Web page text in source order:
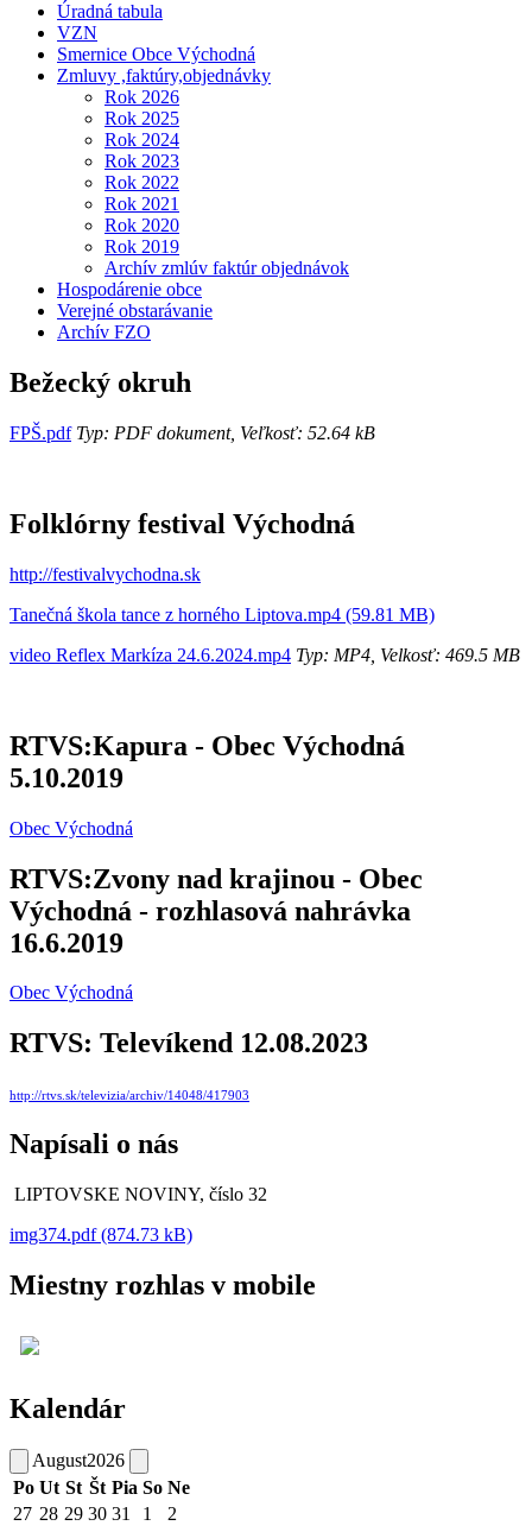
Úradná tabula
VZN
Smernice Obce Východná
Zmluvy ,faktúry,objednávky
Rok 2026
Rok 2025
Rok 2024
Rok 2023
Rok 2022
Rok 2021
Rok 2020
Rok 2019
Archív zmlúv faktúr objednávok
Hospodárenie obce
Verejné obstarávanie
Archív FZO
Bežecký okruh
FPŠ.pdfTyp: PDF dokument, Veľkosť: 52.64 kB
Folklórny festival Východná
http://festivalvychodna.sk
Tanečná škola tance z horného Liptova.mp4 (59.81 MB)
video Reflex Markíza 24.6.2024.mp4 Typ: MP4, Velkosť: 469.5 MB
RTVS:Kapura - Obec Východná
5.10.2019
Obec Východná
RTVS:Zvony nad krajinou - Obec
Východná - rozhlasová nahrávka
16.6.2019
Obec Východná
RTVS: Televíkend 12.08.2023
http://rtvs.sk/televizia/archiv/14048/417903
Napísali o nás
LIPTOVSKE NOVINY, číslo 32
img374.pdf (874.73 kB)
Miestny rozhlas v mobile
Kalendár
August2026
Po Ut St Št Pia So Ne
27 28 29 30 31 1
2